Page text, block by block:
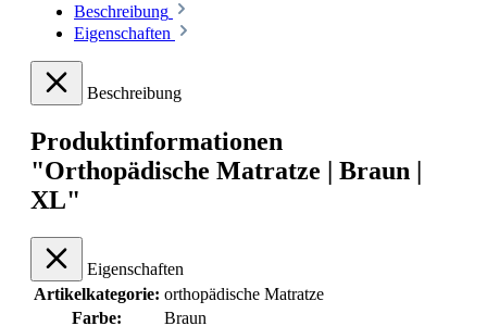
Beschreibung
Eigenschaften
Beschreibung
Produktinformationen
"Orthopädische Matratze | Braun |
XL"
Eigenschaften
Artikelkategorie: orthopädische Matratze
Farbe:
Braun